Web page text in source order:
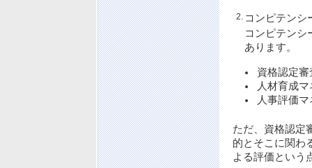
2. コンピテンシ
コンピテンシ
あります。
資格認定審
人材育成
人事評価
ただ、資格認定
的とそこに関わ
よる評価という